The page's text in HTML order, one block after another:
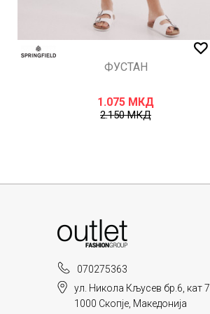
ФУСТАН
1.075 МКД
2.150МКД
070275363
ул. Никола Кљусев бр.6, кат 7
1000 Скопје, Македонија